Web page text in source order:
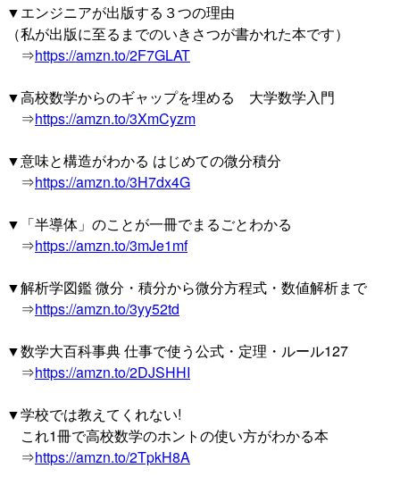
▼エンジニアが出版する３つの理由
（私が出版に至るまでのいきさつが書かれた本です）
⇒https://amzn.to/2F7GLAT
▼高校数学からのギャップを埋める 大学数学入門
⇒https://amzn.to/3XmCyzm
▼意味と構造がわかる はじめての微分積分
⇒https://amzn.to/3H7dx4G
▼「半導体」のことが一冊でまるごとわかる
⇒https://amzn.to/3mJe1mf
▼解析学図鑑 微分・積分から微分方程式・数値解析まで
⇒https://amzn.to/3yy52td
▼数学大百科事典 仕事で使う公式・定理・ルール127
⇒https://amzn.to/2DJSHHI
▼学校では教えてくれない!
これ1冊で高校数学のホントの使い方がわかる本
⇒https://amzn.to/2TpkH8A